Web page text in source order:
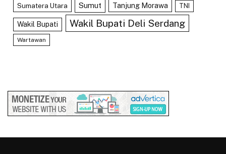
Sumatera Utara Sumut Tanjung Morawa TNI
Wakil Bupati Wakil Bupati Deli Serdang
Wartawan